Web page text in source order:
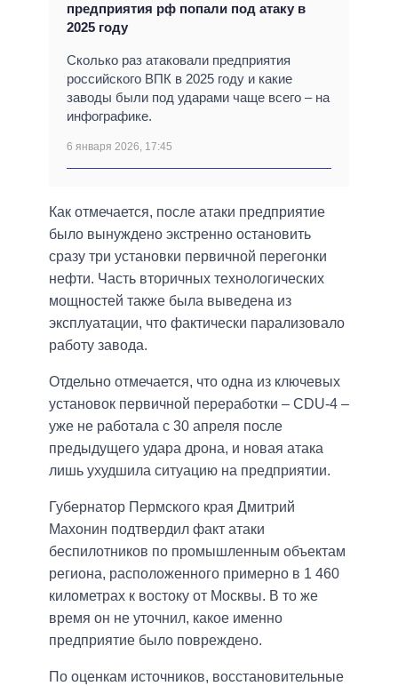
предприятия рф попали под атаку в
2025 году
Сколько раз атаковали предприятия
российского ВПК в 2025 году и какие
заводы были под ударами чаще всего – на
инфографике.
6 января 2026, 17:45
Как отмечается, после атаки предприятие
было вынуждено экстренно остановить
сразу три установки первичной перегонки
нефти. Часть вторичных технологических
мощностей также была выведена из
эксплуатации, что фактически парализовало
работу завода.
Отдельно отмечается, что одна из ключевых
установок первичной переработки – CDU-4 –
уже не работала с 30 апреля после
предыдущего удара дрона, и новая атака
лишь ухудшила ситуацию на предприятии.
Губернатор Пермского края Дмитрий
Махонин подтвердил факт атаки
беспилотников по промышленным объектам
региона, расположенного примерно в 1 460
километрах к востоку от Москвы. В то же
время он не уточнил, какое именно
предприятие было повреждено.
По оценкам источников, восстановительные